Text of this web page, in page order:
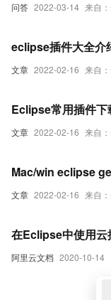
问答 2022-03-14 来自
文章 2022-02-16 来自
eclipse插件大全介
文章 2022-02-16 来自
Eclipse常用插件下
文章 2022-02-16 来自
Mac/win eclipse
阿里云文档 2020-10-14
在Eclipse中使用云